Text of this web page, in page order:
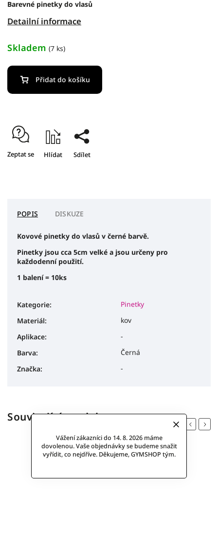
Vážení zákazníci do 14. 8. 2026 máme
dovolenou. Vaše objednávky se budeme snažit
vyřídit, co nejdříve. Děkujeme, GYMSHOP tým.
Barevné pinetky do vlasů
Detailní informace
Skladem (7 ks)
Přidat do košíku
Zeptat se Hlídat Sdílet
POPIS DISKUZE
Kovové pinetky do vlasů v černé barvě.
Pinetky jsou cca 5cm velké a jsou určeny pro
každodenní použití.
1 balení = 10ks
Kategorie:
Pinetky
Materiál:
kov
Aplikace:
-
Barva:
Černá
Značka: -
Související produkty
Previous
Next